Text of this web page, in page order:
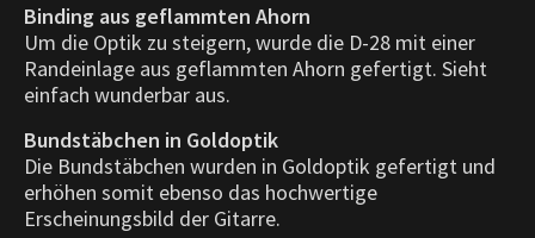
Binding aus geflammten Ahorn
Um die Optik zu steigern, wurde die D-28 mit einer
Randeinlage aus geflammten Ahorn gefertigt. Sieht
einfach wunderbar aus.
Bundstäbchen in Goldoptik
Die Bundstäbchen wurden in Goldoptik gefertigt und
erhöhen somit ebenso das hochwertige
Erscheinungsbild der Gitarre.